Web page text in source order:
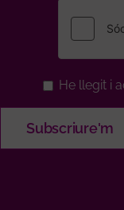
He llegit i